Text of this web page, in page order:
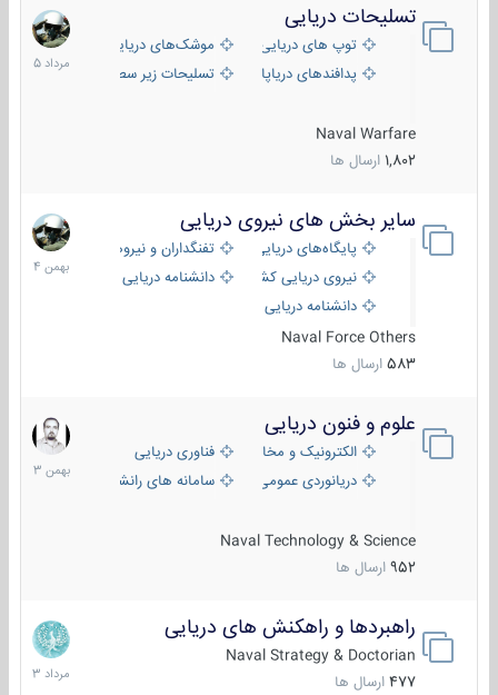
تسلیحات دریایی
توپ های دریایی
موشک‌های دریایی
پدافندهای دریاپایه
تسلیحات زیر سطحی
Naval Warfare
1,802 ارسال ها
2
مرداد
1405
سایر بخش های نیروی دریایی
پایگاه‌های دریایی
تفنگداران و نیروهای ویژه‌ی دریایی
نیروی دریایی کشورهای مختلفدانشنامه دریایی
دانشنامه دریایی کپی
Naval Force Others
583 ارسال ها
22
بهمن
1404
علوم و فنون دریایی
الکترونیک و مخابرات دریاییفناوری دریایی
دریانوردی عمومی
سامانه های رانشی دریایی
Naval Technology & Science
952 ارسال ها
6
بهمن
1403
راهبردها و راهکنش های دریایی
Naval Strategy & Doctorian
477 ارسال ها
2
مرداد
1403